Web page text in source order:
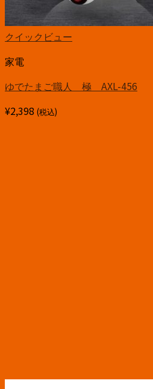
クイックビュー
家電
ゆでたまご職人 極 AXL-456
¥2,398 (税込)